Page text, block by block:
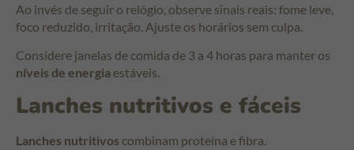
Ao invés de seguir o relógio, observe sinais reais: fome leve,
foco reduzido, irritação. Ajuste os horários sem culpa.
Considere janelas de comida de 3 a 4 horas para manter os
níveis de energia estáveis.
Lanches nutritivos e fáceis
Lanches nutritivos combinam proteína e fibra.